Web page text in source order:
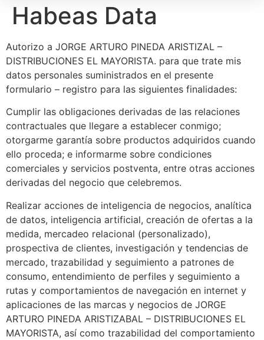
Habeas Data
Autorizo a JORGE ARTURO PINEDA ARISTIZAL –
DISTRIBUCIONES EL MAYORISTA. para que trate mis
datos personales suministrados en el presente
formulario – registro para las siguientes finalidades:
Cumplir las obligaciones derivadas de las relaciones
contractuales que llegare a establecer conmigo;
otorgarme garantía sobre productos adquiridos cuando
ello proceda; e informarme sobre condiciones
comerciales y servicios postventa, entre otras acciones
derivadas del negocio que celebremos.
Realizar acciones de inteligencia de negocios, analítica
de datos, inteligencia artificial, creación de ofertas a la
medida, mercadeo relacional (personalizado),
prospectiva de clientes, investigación y tendencias de
mercado, trazabilidad y seguimiento a patrones de
consumo, entendimiento de perfiles y seguimiento a
rutas y comportamientos de navegación en internet y
aplicaciones de las marcas y negocios de JORGE
ARTURO PINEDA ARISTIZABAL – DISTRIBUCIONES EL
MAYORISTA, así como trazabilidad del comportamiento